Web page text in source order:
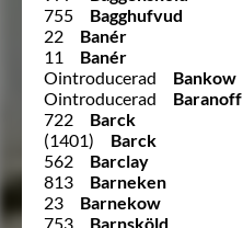
755
Bagghufvud
22
Banér
11
Banér
Ointroducerad
Bankow
Ointroducerad
Baranoff
722
Barck
(1401)
Barck
562
Barclay
813
Barneken
23
Barnekow
753
Barnsköld